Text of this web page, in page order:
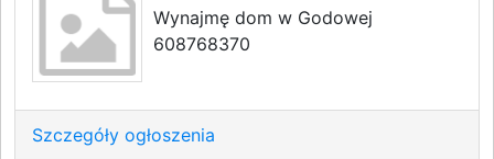
Wynajmę dom w Godowej
608768370
Szczegóły ogłoszenia